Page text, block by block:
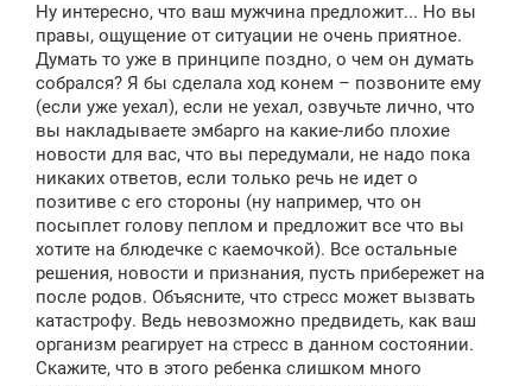
б
щ
н
и
Ну интересно, что ваш мужчина предложит... Но вы
правы, ощущение от ситуации не очень приятное.
Думать то уже в принципе поздно, о чем он думать
собрался? Я бы сделала ход конем – позвоните ему
(если уже уехал), если не уехал, озвучьте лично, что
вы накладываете эмбарго на какие-либо плохие
новости для вас, что вы передумали, не надо пока
никаких ответов, если только речь не идет о
позитиве с его стороны (ну например, что он
посыплет голову пеплом и предложит все что вы
хотите на блюдечке с каемочкой). Все остальные
решения, новости и признания, пусть прибережет на
после родов. Объясните, что стресс может вызвать
катастрофу. Ведь невозможно предвидеть, как ваш
организм реагирует на стресс в данном состоянии.
Скажите, что в этого ребенка слишком много